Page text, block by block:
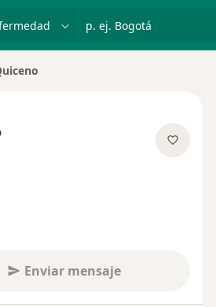
p. ej. Bogotá
Enviar mensaje